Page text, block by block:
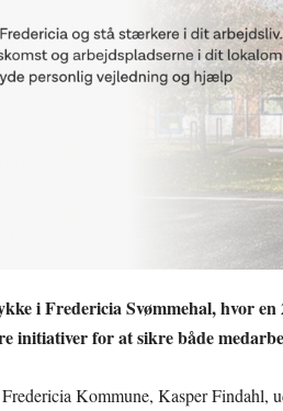
i Fredericia Svømmehal, hvor
initiativer for at sikre både
Kommune, Kasper Findahl,